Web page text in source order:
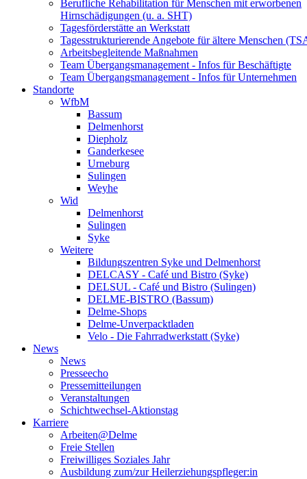
Berufliche Rehabilitation für Menschen mit erworbenen
Hirnschädigungen (u. a. SHT)
Tagesförderstätte an Werkstatt
Tagesstrukturierende Angebote für ältere Menschen
Arbeitsbegleitende Maßnahmen
Team Übergangsmanagement - Infos für Beschäftigte
Team Übergangsmanagement - Infos für Unternehmen
Standorte
WfbM
Bassum
Delmenhorst
Diepholz
Ganderkesee
Urneburg
Sulingen
Weyhe
Wid
Delmenhorst
Sulingen
Syke
Weitere
Bildungszentren Syke und Delmenhorst
DELCASY - Café und Bistro (Syke)
DELSUL - Café und Bistro (Sulingen)
DELME-BISTRO (Bassum)
Delme-Shops
Delme-Unverpacktladen
Velo - Die Fahrradwerkstatt (Syke)
News
News
Presseecho
Pressemitteilungen
Veranstaltungen
Schichtwechsel-Aktionstag
Karriere
Arbeiten@Delme
Freie Stellen
Freiwilliges Soziales Jahr
Ausbildung zum/zur Heilerziehungspfleger:in